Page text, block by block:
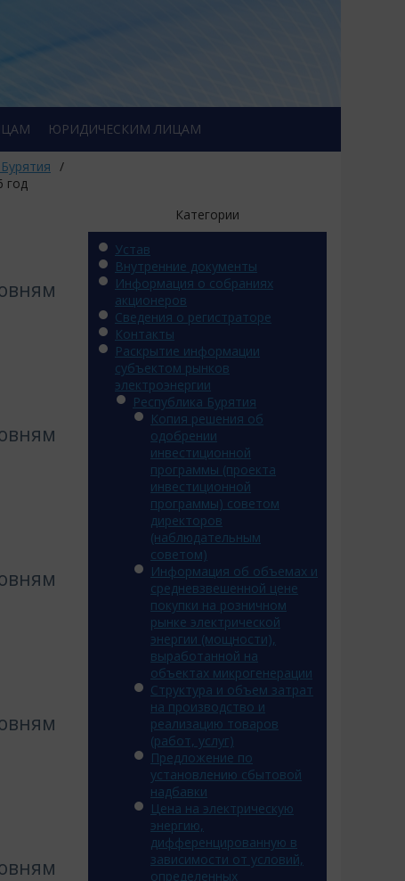
ЮРИДИЧЕСКИМ ЛИЦАМ
/
год
Категории
Устав
Внутренние документы
Информация о собраниях
акционеров
Сведения о регистраторе
Контакты
Раскрытие информации
субъектом рынков
электроэнергии
Республика Бурятия
Копия решения об
одобрении
инвестиционной
программы (проекта
инвестиционной
программы) советом
директоров
(наблюдательным
советом)
Информация об объемах и
средневзвешенной цене
покупки на розничном
рынке электрической
энергии (мощности),
выработанной на
объектах микрогенерации
Структура и объем затрат
на производство и
реализацию товаров
(работ, услуг)
Предложение по
установлению сбытовой
надбавки
Цена на электрическую
энергию,
дифференцированную в
зависимости от условий,
определенных